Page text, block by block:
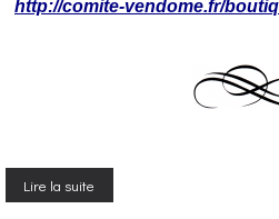
http://comite-vendome.fr/
Lire la suite